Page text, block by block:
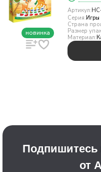
новинка
Артикул:
Серия:Игры
Страна
Размер
Материал:
Подпишитесь
от